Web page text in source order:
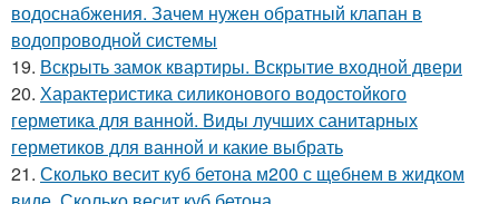
водоснабжения. Зачем нужен обратный клапан в
водопроводной системы
19. Вскрыть замок квартиры. Вскрытие входной двери
20. Характеристика силиконового водостойкого
герметика для ванной. Виды лучших санитарных
герметиков для ванной и какие выбрать
21. Сколько весит куб бетона м200 с щебнем в жидком